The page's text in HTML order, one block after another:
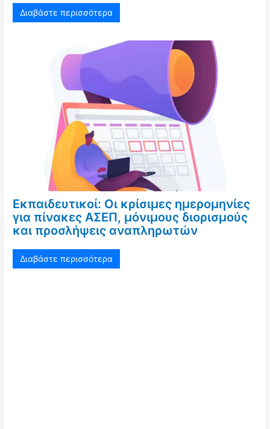
Διαβάστε περισσότερα
Εκπαιδευτικοί: Οι κρίσιμες ημερομηνίες
για πίνακες ΑΣΕΠ, μόνιμους διορισμούς
και προσλήψεις αναπληρωτών
Διαβάστε περισσότερα